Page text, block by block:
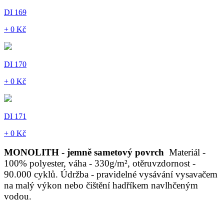
DI 169
+ 0 Kč
DI 170
+ 0 Kč
DI 171
+ 0 Kč
MONOLITH - jemně sametový povrch Materiál -
100% polyester, váha - 330g/m², otěruvzdornost -
90.000 cyklů. Údržba - pravidelné vysávání vysavačem
na malý výkon nebo čištění hadříkem navlhčeným
vodou.